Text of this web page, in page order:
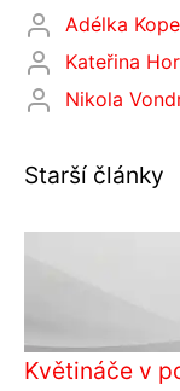
Adélka
Kateřina
Nikola
Starší články
Květináče v